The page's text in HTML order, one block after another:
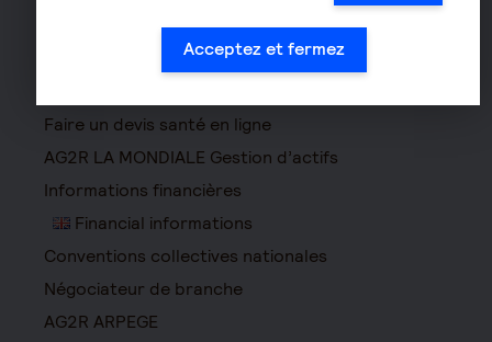
Nos accès directs
Faire un devis santé en ligne
AG2R LA MONDIALE Gestion d’actifs
Informations financières
Financial informations
Conventions collectives nationales
Négociateur de branche
AG2R ARPEGE
Acceptez et fermez